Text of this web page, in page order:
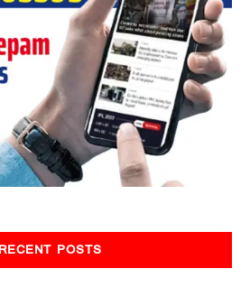
RECENT POSTS